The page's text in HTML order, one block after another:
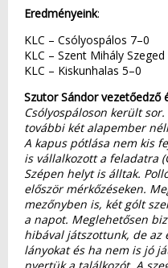
Eredményeink:
KLC – Csólyospálos 7–0
KLC – Szent Mihály
KLC – Kiskunhalas 5–0
Szutor Sándor vezetőedző
Csólyospáloson került
további két alapember
A kapus pótlása nem kis
is vállalkozott a feladatra
Szépen helyt is álltak.
először mérkőzéseken.
mezőnyben is, két gólt
a napot. Meglehetősen
hibával játszottunk, de az
lányokat és ha nem is jó